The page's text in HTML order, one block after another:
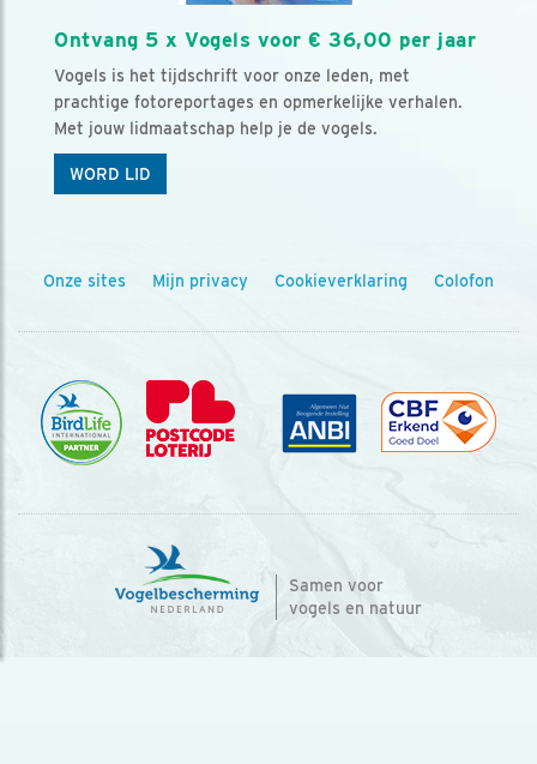
Ontvang 5 x Vogels voor € 36,00 per jaar
Vogels is het tijdschrift voor onze leden, met
prachtige fotoreportages en opmerkelijke verhalen.
Met jouw lidmaatschap help je de vogels.
WORD LID
Onze sites Mijn privacy Cookieverklaring Colofon
Samen voor
vogels en natuur